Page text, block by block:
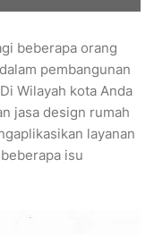
beberapa orang
pembangunan
Wilayah kota Anda
jasa design rumah
layanan
isu